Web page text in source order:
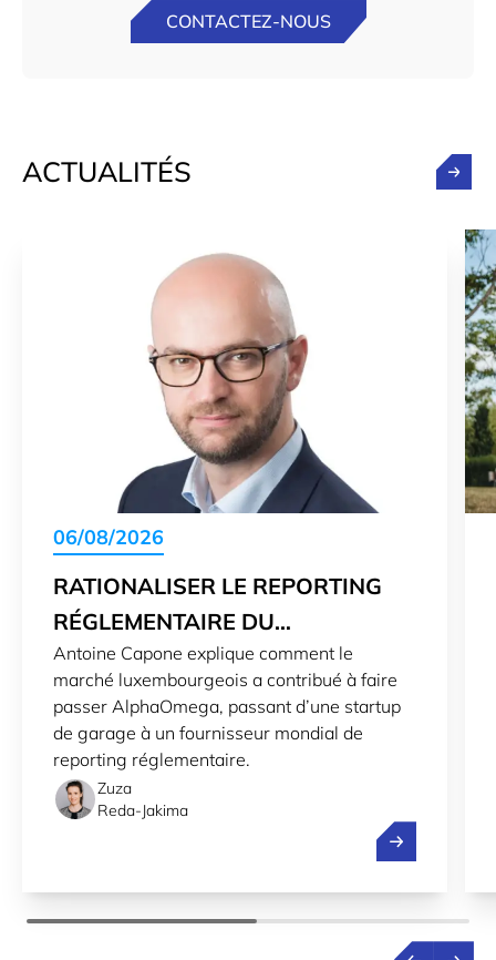
CONTACTEZ-NOUS
ACTUALITÉS
06/08/2026
RATIONALISER LE REPORTING
RÉGLEMENTAIRE DU
LUXEMBOURG VERS LE MONDE
Antoine Capone explique comment le
marché luxembourgeois a contribué à faire
passer AlphaOmega, passant d’une startup
de garage à un fournisseur mondial de
reporting réglementaire.
Zuza
Reda-Jakima
Rationaliser